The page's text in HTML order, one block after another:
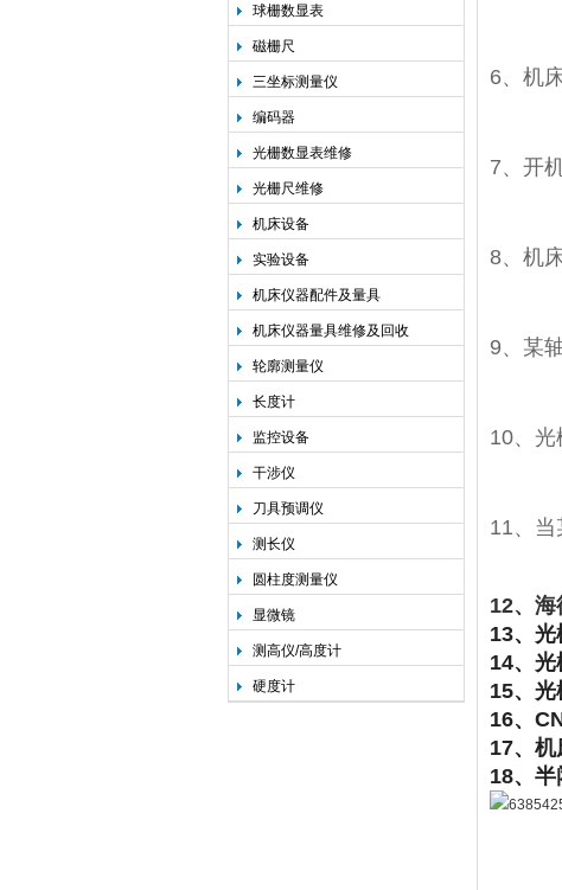
球栅数显表
磁栅尺
三坐标测量仪
编码器
光栅数显表维修
光栅尺维修
机床设备
实验设备
机床仪器配件及量具
机床仪器量具维修及回收
轮廓测量仪
长度计
监控设备
干涉仪
刀具预调仪
测长仪
圆柱度测量仪
显微镜
测高仪/高度计
硬度计
6、机
7、开
8、机
9、某
10、光
11、当
12、海
13、 光
14、 光
15、 光
16、
17、 机
18、 半